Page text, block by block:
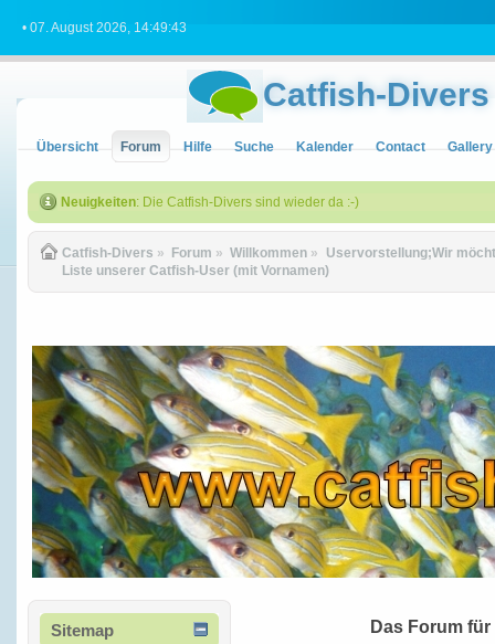
• 07. August 2026, 14:49:43
Catfish-Divers
Übersicht Forum Hilfe Suche Kalender Contact Gallery
Neuigkeiten: Die Catfish-Divers sind wieder da :-)
Catfish-Divers » Forum » Willkommen »
Uservorstellung;Wir
Liste unserer Catfish-User (mit Vornamen)
Sitemap Das Forum